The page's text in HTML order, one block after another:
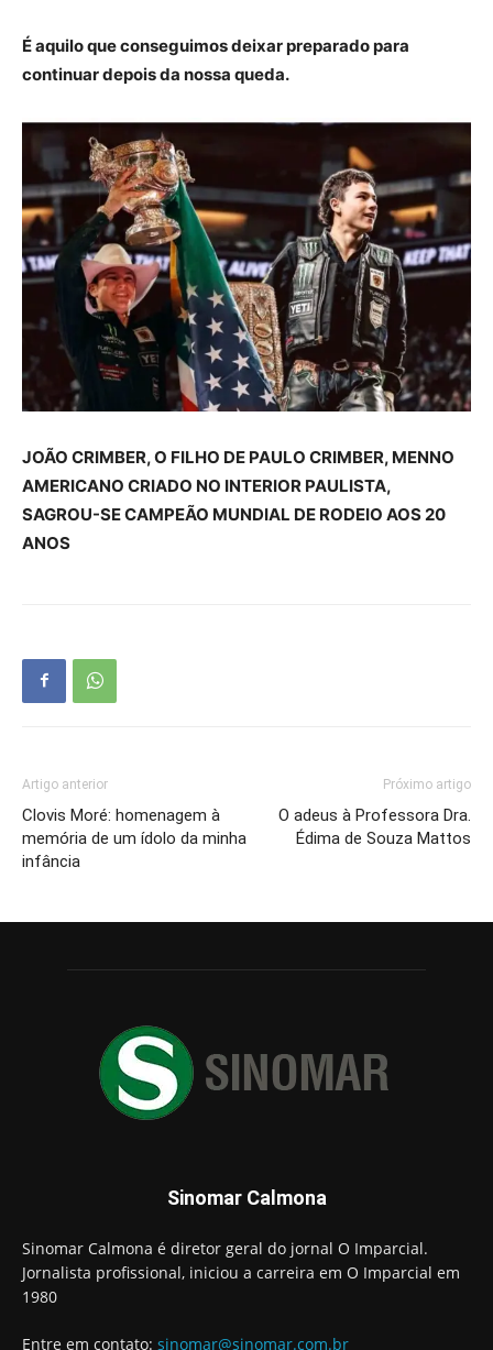
É aquilo que conseguimos deixar preparado para
continuar depois da nossa queda.
JOÃO CRIMBER, O FILHO DE PAULO CRIMBER, MENNO
AMERICANO CRIADO NO INTERIOR PAULISTA,
SAGROU-SE CAMPEÃO MUNDIAL DE RODEIO AOS 20
ANOS
Artigo anterior
Clovis Moré: homenagem à
memória de um ídolo da minha
infância
Próximo artigo
O adeus à Professora Dra.
Édima de Souza Mattos
Sinomar Calmona
Sinomar Calmona é diretor geral do jornal O Imparcial.
Jornalista profissional, iniciou a carreira em O Imparcial em
1980
Entre em contato: sinomar@sinomar.com.br